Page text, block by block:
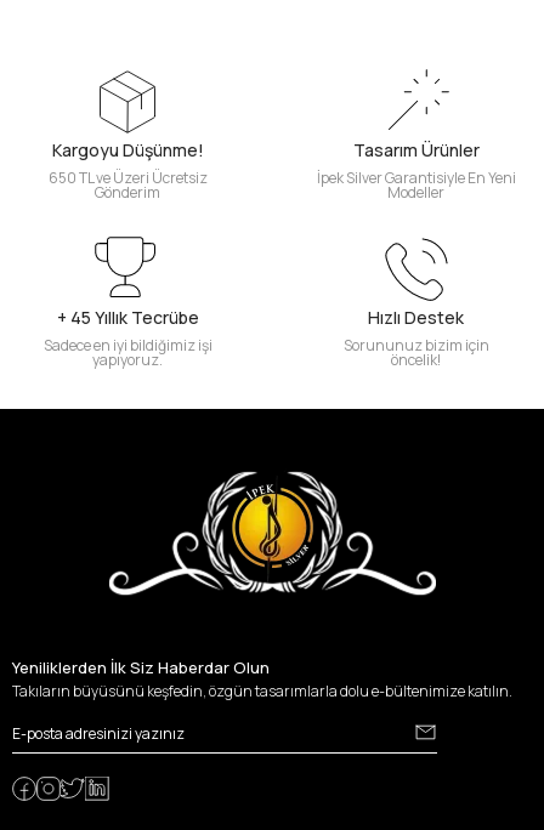
Kargoyu Düşünme!
650 TL ve Üzeri Ücretsiz
Gönderim
Tasarım Ürünler
İpek Silver Garantisiyle En Yeni
Modeller
+ 45 Yıllık Tecrübe
Sadece en iyi bildiğimiz işi
yapıyoruz.
Hızlı Destek
Sorununuz bizim için
öncelik!
Yeniliklerden İlk Siz Haberdar Olun
Takıların büyüsünü keşfedin, özgün tasarımlarla dolu e-bültenimize katılın.